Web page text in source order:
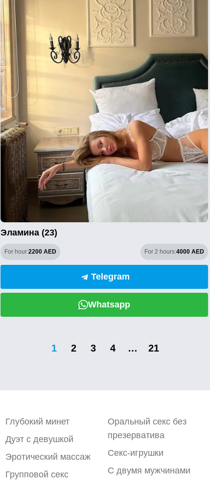
Эламина (23)
For hour:2200 AED For 2 hours:4000 AED
Telegram
Whatsapp
1 2 3 4 … 21
Глубокий минет
Дуэт с девушкой
Эротический массаж
Групповой секс
Оральный секс без
презерватива
Секс-игрушки
С двумя мужчинами